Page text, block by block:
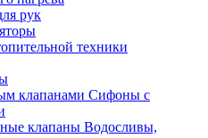
рук
техники
Сифоны с
Водосливы,